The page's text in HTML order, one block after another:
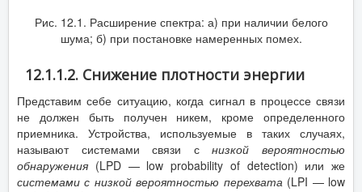
Рис. 12.1. Расширение спектра: а) при наличии белого
шума; б) при постановке намеренных помех.
12.1.1.2. Снижение плотности энергии
Представим себе ситуацию, когда сигнал в процессе связи
не должен быть получен никем, кроме определенного
приемника. Устройства, используемые в таких случаях,
называют системами связи снизкой вероятностью
обнаружения (LPD — low probability of detection) или же
системами с низкой вероятностью перехвата (LPI — low